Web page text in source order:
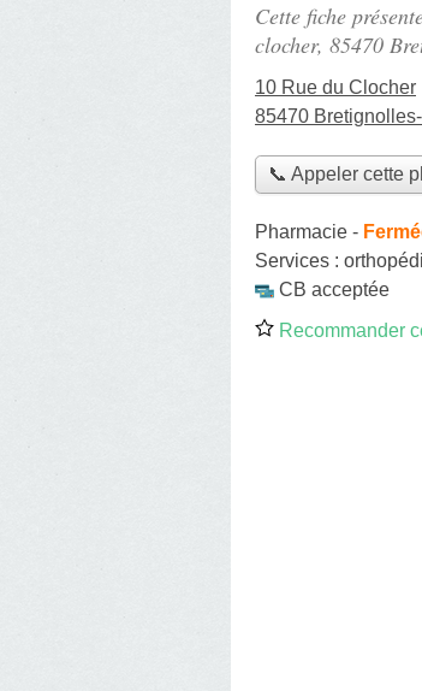
Cette fiche
clocher, 85470
10 Rue du Clocher
85470
📞 Appeler cette
Pharmacie -
Services :
CB acceptée
Recommander